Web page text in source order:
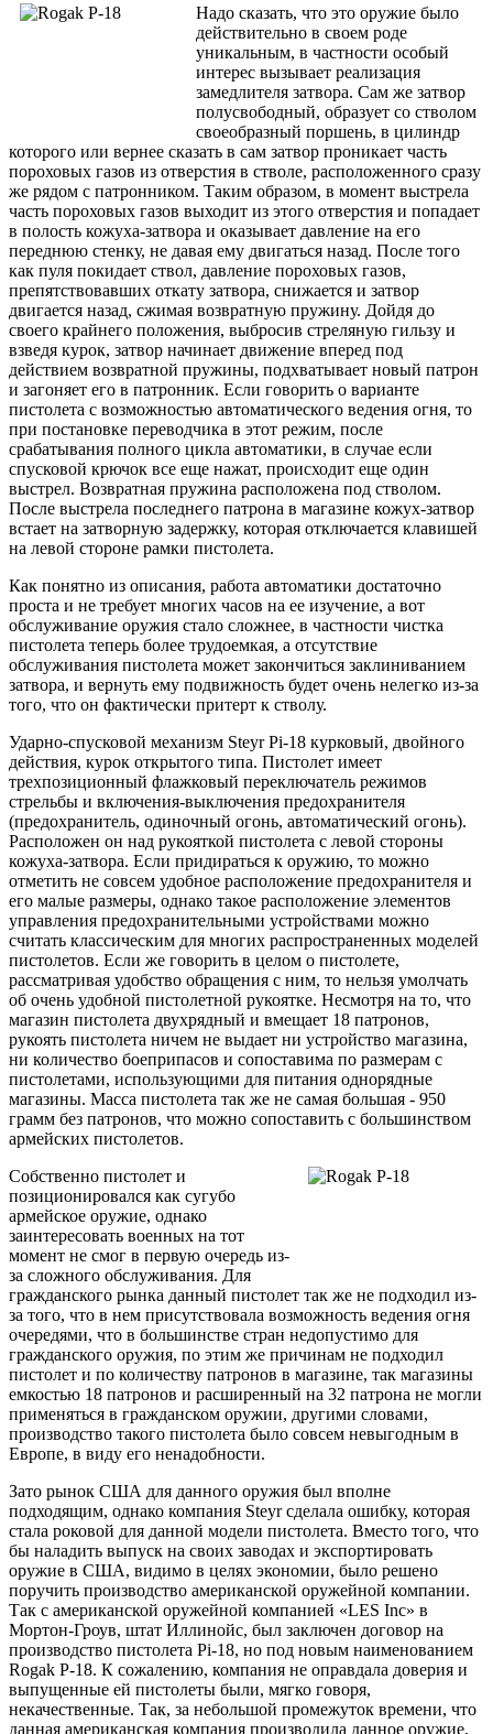
Надо сказать, что это оружие было
действительно в своем роде
уникальным, в частности особый
интерес вызывает реализация
замедлителя затвора. Сам же затвор
полусвободный, образует со стволом
своеобразный поршень, в цилиндр
которого или вернее сказать в сам затвор проникает часть
пороховых газов из отверстия в стволе, расположенного сразу
же рядом с патронником. Таким образом, в момент выстрела
часть пороховых газов выходит из этого отверстия и попадает
в полость кожуха-затвора и оказывает давление на его
переднюю стенку, не давая ему двигаться назад. После того
как пуля покидает ствол, давление пороховых газов,
препятствовавших откату затвора, снижается и затвор
двигается назад, сжимая возвратную пружину. Дойдя до
своего крайнего положения, выбросив стреляную гильзу и
взведя курок, затвор начинает движение вперед под
действием возвратной пружины, подхватывает новый патрон
и загоняет его в патронник. Если говорить о варианте
пистолета с возможностью автоматического ведения огня, то
при постановке переводчика в этот режим, после
срабатывания полного цикла автоматики, в случае если
спусковой крючок все еще нажат, происходит еще один
выстрел. Возвратная пружина расположена под стволом.
После выстрела последнего патрона в магазине кожух-затвор
встает на затворную задержку, которая отключается клавишей
на левой стороне рамки пистолета.
Как понятно из описания, работа автоматики достаточно
проста и не требует многих часов на ее изучение, а вот
обслуживание оружия стало сложнее, в частности чистка
пистолета теперь более трудоемкая, а отсутствие
обслуживания пистолета может закончиться заклиниванием
затвора, и вернуть ему подвижность будет очень нелегко из-за
того, что он фактически притерт к стволу.
Ударно-спусковой механизм Steyr Pi-18 курковый, двойного
действия, курок открытого типа. Пистолет имеет
трехпозиционный флажковый переключатель режимов
стрельбы и включения-выключения предохранителя
(предохранитель, одиночный огонь, автоматический огонь).
Расположен он над рукояткой пистолета с левой стороны
кожуха-затвора. Если придираться к оружию, то можно
отметить не совсем удобное расположение предохранителя и
его малые размеры, однако такое расположение элементов
управления предохранительными устройствами можно
считать классическим для многих распространенных моделей
пистолетов. Если же говорить в целом о пистолете,
рассматривая удобство обращения с ним, то нельзя умолчать
об очень удобной пистолетной рукоятке. Несмотря на то, что
магазин пистолета двухрядный и вмещает 18 патронов,
рукоять пистолета ничем не выдает ни устройство магазина,
ни количество боеприпасов и сопоставима по размерам с
пистолетами, использующими для питания однорядные
магазины. Масса пистолета так же не самая большая - 950
грамм без патронов, что можно сопоставить с большинством
армейских пистолетов.
Собственно пистолет и
позиционировался как сугубо
армейское оружие, однако
заинтересовать военных на тот
момент не смог в первую очередь из-
за сложного обслуживания. Для
гражданского рынка данный пистолет так же не подходил из-
за того, что в нем присутствовала возможность ведения огня
очередями, что в большинстве стран недопустимо для
гражданского оружия, по этим же причинам не подходил
пистолет и по количеству патронов в магазине, так магазины
емкостью 18 патронов и расширенный на 32 патрона не могли
применяться в гражданском оружии, другими словами,
производство такого пистолета было совсем невыгодным в
Европе, в виду его ненадобности.
Зато рынок США для данного оружия был вполне
подходящим, однако компания Steyr сделала ошибку, которая
стала роковой для данной модели пистолета. Вместо того, что
бы наладить выпуск на своих заводах и экспортировать
оружие в США, видимо в целях экономии, было решено
поручить производство американской оружейной компании.
Так с американской оружейной компанией «LES Inc» в
Мортон-Гроув, штат Иллинойс, был заключен договор на
производство пистолета Pi-18, но под новым наименованием
Rogak Р-18. К сожалению, компания не оправдала доверия и
выпущенные ей пистолеты были, мягко говоря,
некачественные. Так, за небольшой промежуток времени, что
данная американская компания производила данное оружие,